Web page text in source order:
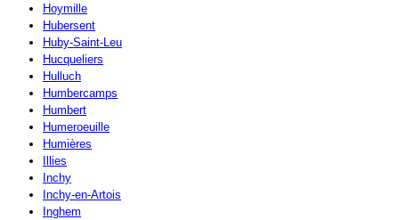
Hoymille
Hubersent
Huby-Saint-Leu
Hucqueliers
Hulluch
Humbercamps
Humbert
Humeroeuille
Humières
Illies
Inchy
Inchy-en-Artois
Inghem